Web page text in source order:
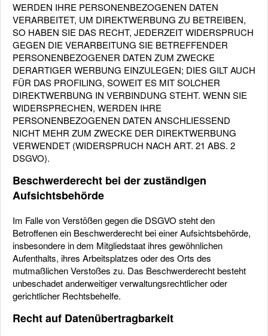
WERDEN IHRE PERSONENBEZOGENEN DATEN
VERARBEITET, UM DIREKTWERBUNG ZU BETREIBEN,
SO HABEN SIE DAS RECHT, JEDERZEIT WIDERSPRUCH
GEGEN DIE VERARBEITUNG SIE BETREFFENDER
PERSONENBEZOGENER DATEN ZUM ZWECKE
DERARTIGER WERBUNG EINZULEGEN; DIES GILT AUCH
FÜR DAS PROFILING, SOWEIT ES MIT SOLCHER
DIREKTWERBUNG IN VERBINDUNG STEHT. WENN SIE
WIDERSPRECHEN, WERDEN IHRE
PERSONENBEZOGENEN DATEN ANSCHLIESSEND
NICHT MEHR ZUM ZWECKE DER DIREKTWERBUNG
VERWENDET (WIDERSPRUCH NACH ART. 21 ABS. 2
DSGVO).
Beschwerderecht bei der zuständigen
Aufsichtsbehörde
Im Falle von Verstößen gegen die DSGVO steht den
Betroffenen ein Beschwerderecht bei einer Aufsichtsbehörde,
insbesondere in dem Mitgliedstaat ihres gewöhnlichen
Aufenthalts, ihres Arbeitsplatzes oder des Orts des
mutmaßlichen Verstoßes zu. Das Beschwerderecht besteht
unbeschadet anderweitiger verwaltungsrechtlicher oder
gerichtlicher Rechtsbehelfe.
Recht auf Datenübertragbarkeit